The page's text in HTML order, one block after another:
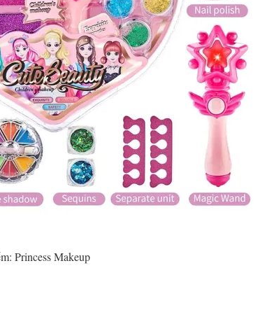
Princess Makeup